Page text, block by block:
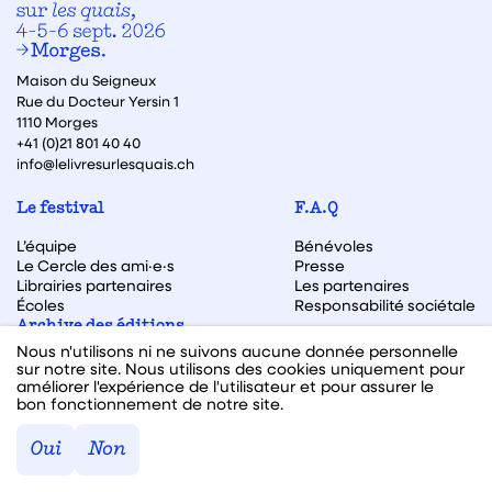
Maison du Seigneux
Rue du Docteur Yersin 1
1110 Morges
+41 (0)21 801 40 40
info@lelivresurlesquais.ch
Le festival
L’équipe
Le Cercle des ami·e·s
Librairies partenaires
Écoles
F.A.Q
Bénévoles
Presse
Les partenaires
Responsabilité sociétale
Archive des éditions
Archive des autrices et auteurs
Facebook
Instagram
Linkedin
Youtube
Nous n'utilisons ni ne suivons aucune donnée personnelle
sur notre site. Nous utilisons des cookies uniquement pour
améliorer l'expérience de l'utilisateur et pour assurer le
bon fonctionnement de notre site.
Oui Non